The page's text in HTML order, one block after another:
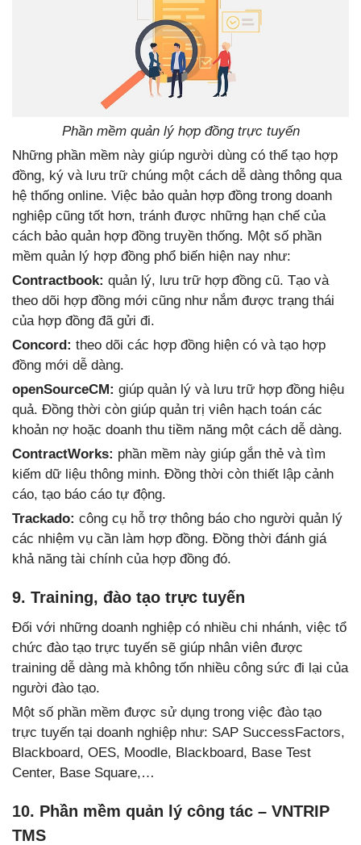
Phần mềm quản lý hợp đồng trực tuyến
Những phần mềm này giúp người dùng có thể tạo hợp
đồng, ký và lưu trữ chúng một cách dễ dàng thông qua
hệ thống online. Việc bảo quản hợp đồng trong doanh
nghiệp cũng tốt hơn, tránh được những hạn chế của
cách bảo quản hợp đồng truyền thống. Một số phần
mềm quản lý hợp đồng phổ biến hiện nay như:
Contractbook: quản lý, lưu trữ hợp đồng cũ. Tạo và
theo dõi hợp đồng mới cũng như nắm được trạng thái
của hợp đồng đã gửi đi.
Concord: theo dõi các hợp đồng hiện có và tạo hợp
đồng mới dễ dàng.
openSourceCM: giúp quản lý và lưu trữ hợp đồng hiệu
quả. Đồng thời còn giúp quản trị viên hạch toán các
khoản nợ hoặc doanh thu tiềm năng một cách dễ dàng.
ContractWorks: phần mềm này giúp gắn thẻ và tìm
kiếm dữ liệu thông minh. Đồng thời còn thiết lập cảnh
cáo, tạo báo cáo tự động.
Trackado: công cụ hỗ trợ thông báo cho người quản lý
các nhiệm vụ cần làm hợp đồng. Đồng thời đánh giá
khả năng tài chính của hợp đồng đó.
9. Training, đào tạo trực tuyến
Đối với những doanh nghiệp có nhiều chi nhánh, việc tổ
chức đào tạo trực tuyến sẽ giúp nhân viên được
training dễ dàng mà không tốn nhiều công sức đi lại của
người đào tạo.
Một số phần mềm được sử dụng trong việc đào tạo
trực tuyến tại doanh nghiệp như: SAP SuccessFactors,
Blackboard, OES, Moodle, Blackboard, Base Test
Center, Base Square,…
10. Phần mềm quản lý công tác – VNTRIP
TMS